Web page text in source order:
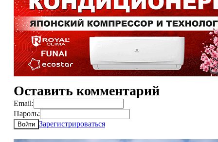
Оставить комментарий
Email:
Пароль:
Войти Зарегистрироваться